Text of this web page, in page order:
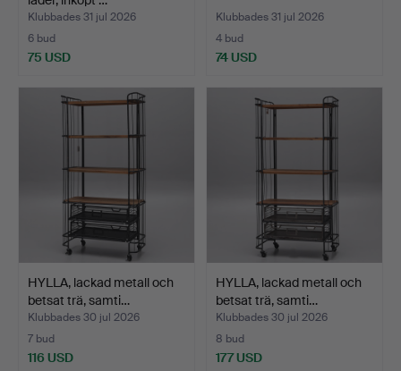
Klubbades 31 jul 2026
6 bud
75 USD
Klubbades 31 jul 2026
4 bud
74 USD
HYLLA, lackad metall och
betsat trä, samti…
Klubbades 30 jul 2026
7 bud
116 USD
HYLLA, lackad metall och
betsat trä, samti…
Klubbades 30 jul 2026
8 bud
177 USD